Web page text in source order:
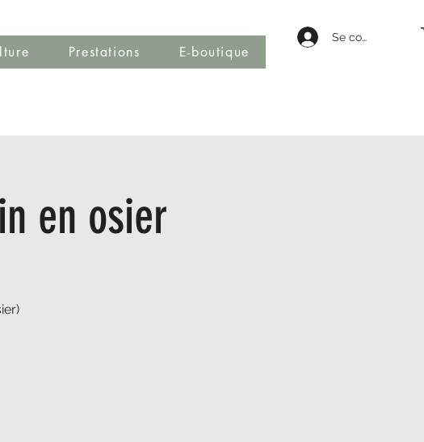
Se connecter
Prestations E-boutique
en osier